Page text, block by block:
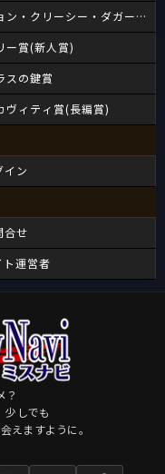
ン・クリーシー・ダガー賞
ー賞(新人賞)
スの鍵賞
ヴィティ賞(長編賞)
イン
合せ
ト運営者
？
少しでも
えますように。